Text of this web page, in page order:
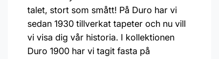
talet, stort som smått! På Duro har vi
sedan 1930 tillverkat tapeter och nu vill
vi visa dig vår historia. I kollektionen
Duro 1900 har vi tagit fasta på